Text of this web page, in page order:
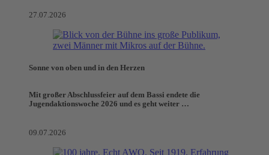
27.07.2026
Sonne von oben und in den Herzen
Mit großer Abschlussfeier auf dem Bassi endete die
Jugendaktionswoche 2026 und es geht weiter …
09.07.2026